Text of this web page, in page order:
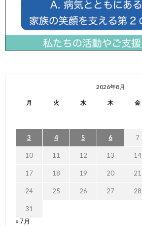
2026年8月
月 火 水 木 金
3 4 5 6 7
10 11 12 13 14
17 18 19 20 21
24 25 26 27 28
31
« 7月